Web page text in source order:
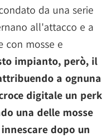
da una serie
all'attacco e a
con mosse e
impianto, però, il
a ognuna
digitale un perk
una delle mosse
dopo un